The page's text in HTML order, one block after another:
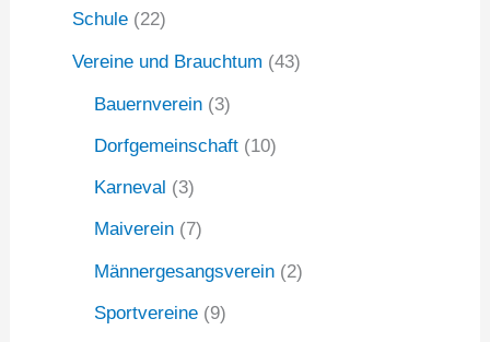
Schule (22)
Vereine und Brauchtum (43)
Bauernverein (3)
Dorfgemeinschaft (10)
Karneval (3)
Maiverein (7)
Männergesangsverein (2)
Sportvereine (9)